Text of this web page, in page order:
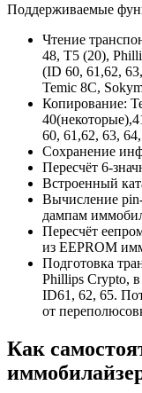
Поддерживаемые
Чтение
48, T5 (20),
(ID 60, 61,62,
Temic 8C,
Копирование:
60, 61,62, 63,
Сохранение
Пересчёт 6-
Встроенный
Вычисление
дампам
Пересчёт
из EEPROM
Подготовка
Phillips Crypto,
ID61, 62, 65.
от
Как